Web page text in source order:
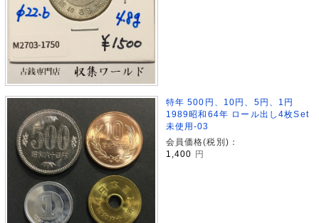
特年 500円、10円、5円、1円
1989昭和64年 ロール出し4枚Set
未使用-03
会員価格(税別)：
1,400 円